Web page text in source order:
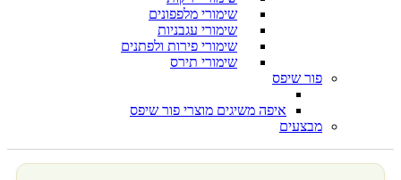
שימורי מלפפונים
שימורי עגבניות
שימורי פירות ולפתנים
שימורי תירס
פור שיפס
איפה משיגים מוצרי פור שיפס
מבצעים